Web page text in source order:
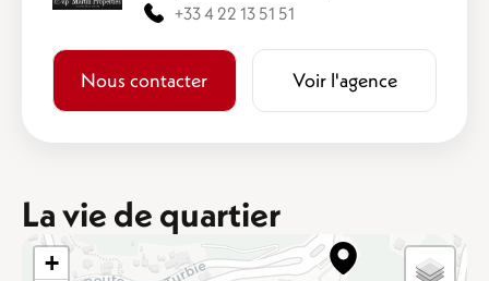
+33 4 22 13 51 51
Nous contacter Voir l'agence
La vie de quartier
+